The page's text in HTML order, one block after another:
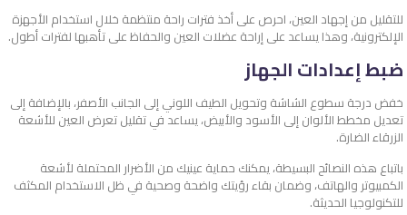
للتقليل من إجهاد العين، احرص على أخذ فترات راحة منتظمة خلال استخدام الأجهزة
الإلكترونية، وهذا يساعد على إراحة عضلات العين والحفاظ على تأهبها لفترات أطول.
ضبط إعدادات الجهاز
خفض درجة سطوع الشاشة وتحويل الطيف اللوني إلى الجانب الأصفر، بالإضافة إلى
تعديل مخطط الألوان إلى الأسود والأبيض، يساعد في تقليل تعرض العين للأشعة
الزرقاء الضارة.
باتباع هذه النصائح البسيطة، يمكنك حماية عينيك من الأضرار المحتملة لأشعة
الكمبيوتر والهاتف، وضمان بقاء رؤيتك واضحة وصحية في ظل الاستخدام المكثف
للتكنولوجيا الحديثة.